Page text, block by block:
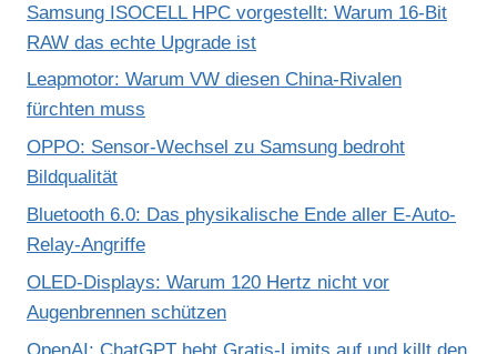
Samsung ISOCELL HPC vorgestellt: Warum 16-Bit
RAW das echte Upgrade ist
Leapmotor: Warum VW diesen China-Rivalen
fürchten muss
OPPO: Sensor-Wechsel zu Samsung bedroht
Bildqualität
Bluetooth 6.0: Das physikalische Ende aller E-Auto-
Relay-Angriffe
OLED-Displays: Warum 120 Hertz nicht vor
Augenbrennen schützen
OpenAI: ChatGPT hebt Gratis-Limits auf und killt den